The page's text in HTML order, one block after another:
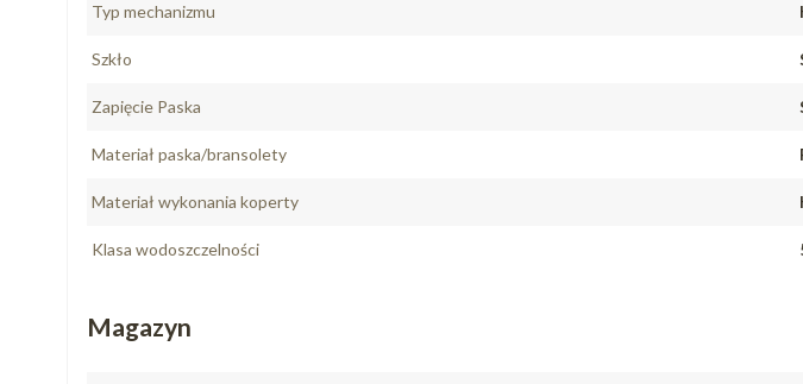
Typ mechanizmu
Szkło
Zapięcie Paska
Materiał paska/bransolety
Materiał wykonania koperty
Klasa wodoszczelności
Magazyn